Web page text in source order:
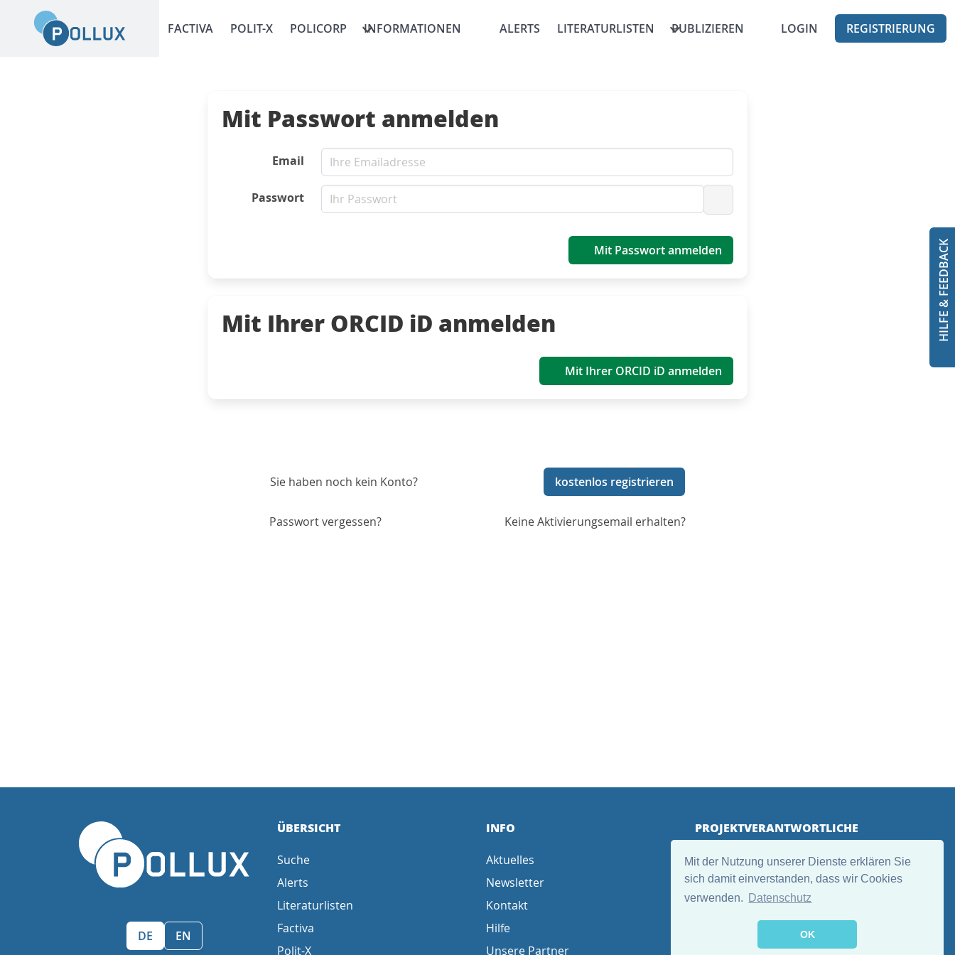
Mit der Nutzung unserer Dienste erklären Sie
sich damit einverstanden, dass wir Cookies
verwenden.
Datenschutz
OK
FACTIVA POLIT-X POLICORP INFORMATIONEN ALERTS LITERATURLISTEN PUBLIZIEREN LOGIN REGISTRIERUNG
HILFE & FEEDBACK
Mit Passwort anmelden
Email
Passwort
Passwort anzeigen
Mit Passwort anmelden
Mit Ihrer ORCID iD anmelden
Mit Ihrer ORCID iD anmelden
Sie haben noch kein Konto? kostenlos registrieren
Passwort vergessen? Keine Aktivierungsemail erhalten?
Sprache wählen/Select language
DE EN
ÜBERSICHT
Suche
Alerts
Literaturlisten
Factiva
Polit-X
INFO
Aktuelles
Newsletter
Kontakt
Hilfe
Unsere Partner
PROJEKTVERANTWORTLICHE